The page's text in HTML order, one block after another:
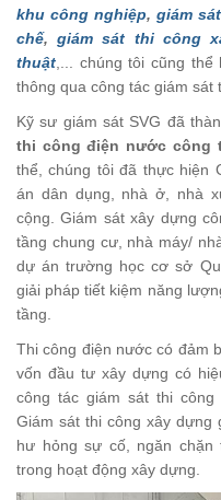
khu công nghiệp, giám
chế,giám sát thi công
thuật ,... chúng tôi cũng
thông qua công tác giám sát
Kỹ sư giám sát SVG đã
thi công điện nước công
thể, chúng tôi đã thực hiện
án dân dụng, nhà ở, nhà
cộng. Giám sát xây dựng
tầng chung cư, nhà máy/
dự án trường học cơ sở
giải pháp tiết kiệm năng
tầng.
Thi công điện nước có đảm
vốn đầu tư xây dựng có
công tác giám sát thi
Giám sát thi công xây dựng
hư hỏng sự cố, ngăn chặn
trong hoạt động xây dựng.